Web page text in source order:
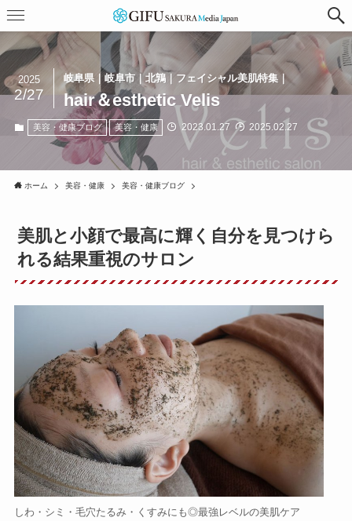
岐阜県｜岐阜市｜北鶉｜フェイシャル美肌特集｜
hair＆esthetic Velis
2025
2/27
美容・健康ブログ 美容・健康 2023.01.27 2025.02.27
ホーム 美容・健康 美容・健康ブログ
美肌と小顔で最高に輝く自分を見つけら
れる結果重視のサロン
しわ・シミ・毛穴たるみ・くすみにも◎最強レベルの美肌ケア